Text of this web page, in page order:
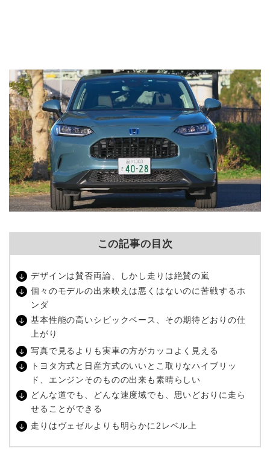
この記事の目次
デザインは賛否両論、しかし走りは絶賛の嵐
個々のモデルの出来映えは悪くはないのに苦戦するホ
ンダ
基本性能の高いシビックベース、その期待どおりの仕
上がり
写真で見るよりも実車の方がカッコよく見える
トヨタ方式と日産方式のいいとこ取りなハイブリッ
ド、エンジンそのものの出来も素晴らしい
どんな道でも、どんな速度域でも、思いどおりに走ら
せることができる
走りはヴェゼルよりも明らかに2レベル上